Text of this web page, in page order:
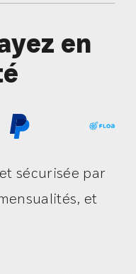
en
sécurisée par
et